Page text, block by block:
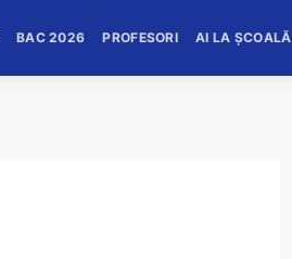
BAC 2026 PROFESORI AI LA ȘCOALĂ